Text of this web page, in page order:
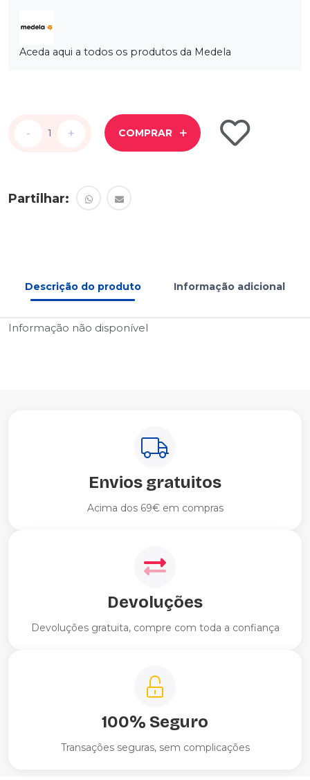
Aceda aqui a todos os produtos da Medela
- +
- + COMPRAR
Partilhar:
Descrição do produto Informação adicional
Informação não disponível
Envios gratuitos
Acima dos 69€ em compras
Devoluções
Devoluções gratuita, compre com toda a confiança
100% Seguro
Transações seguras, sem complicações